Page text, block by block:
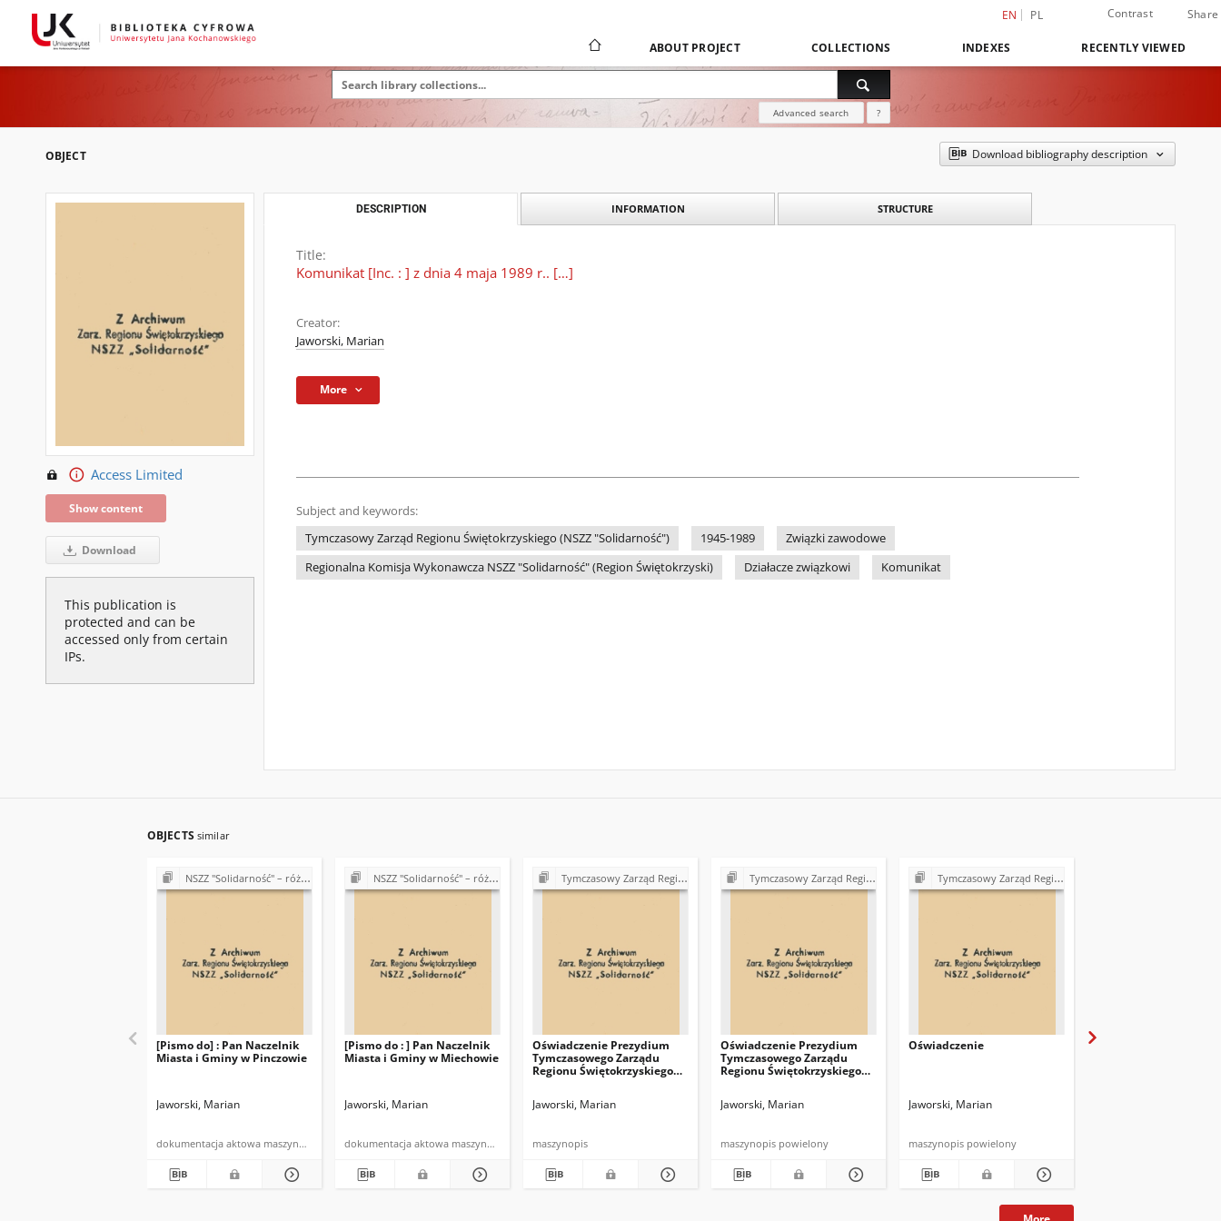
EN PL Contrast Share
ABOUT PROJECT COLLECTIONS INDEXES RECENTLY VIEWED
Advanced search ?
OBJECT Download bibliography description
Access Limited
Show content
Download
This publication is
protected and can be
accessed only from certain
IPs.
DESCRIPTION INFORMATION STRUCTURE
Title:
Komunikat [Inc. : ] z dnia 4 maja 1989 r.. […]
Creator:
Jaworski, Marian
More
Subject and keywords:
Tymczasowy Zarząd Regionu Świętokrzyskiego (NSZZ "Solidarność")
1945-1989
Związki zawodowe
Regionalna Komisja Wykonawcza NSZZ "Solidarność" (Region Świętokrzyski)
Działacze związkowi Komunikat
OBJECTS similar
NSZZ "Solidarność" – różne Koła, Komisje i Delegatury w Regionie Świętokrzyskim (1989-1990)
[Pismo do] : Pan Naczelnik
Miasta i Gminy w Pinczowie
Jaworski, Marian
dokumentacja aktowa maszynopis
NSZZ "Solidarność" – różne Koła, Komisje i Delegatury w Regionie Świętokrzyskim (1989-1990)
[Pismo do : ] Pan Naczelnik
Miasta i Gminy w Miechowie
Jaworski, Marian
dokumentacja aktowa maszynopis
Tymczasowy Zarząd Regionu Świętokrzyskiego NSZZ "Solidarność" (1989)
Oświadczenie Prezydium
Tymczasowego Zarządu
Regionu Świętokrzyskiego
zakładowych"
Jaworski, Marian
maszynopis
Tymczasowy Zarząd Regionu Świętokrzyskiego NSZZ "Solidarność" (1989)
Oświadczenie Prezydium
Tymczasowego Zarządu
Regionu Świętokrzyskiego
Jaworski, Marian
maszynopis powielony
Tymczasowy Zarząd Regionu Świętokrzyskiego NSZZ "Solidarność" (1989)
Oświadczenie
Jaworski, Marian
maszynopis powielony